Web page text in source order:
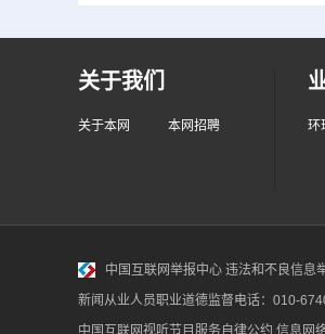
关于我们
关于本网 本网招聘 环
中国互联网举报中心 违法和不良信息
新闻从业人员职业道德监督电话：010-
中国互联网视听节目服务自律公约 信息网